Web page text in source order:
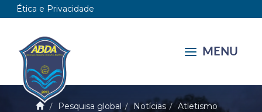
Ética e Privacidade
MENU
Pesquisa global Notícias Atletismo